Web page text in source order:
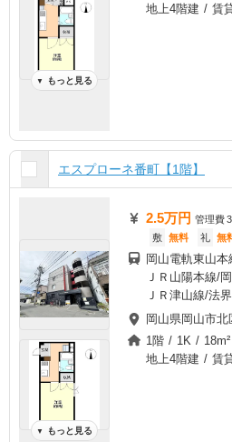
▼ もっと見る
地上4階建 / 賃
エスプローネ番町【1階】
▼ もっと見る
2.5万円 管理費
敷 無料 礼 無
岡山電軌東山
ＪＲ山陽本線/
ＪＲ津山線/法
岡山県岡山市北
1階 / 1K / 18m²
地上4階建 / 賃